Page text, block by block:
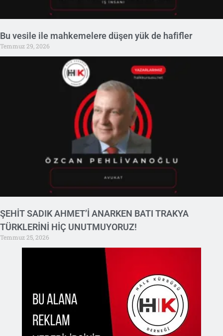
Bu vesile ile mahkemelere düşen yük de hafifler
Temmuz 29, 2026
ŞEHİT SADIK AHMET’İ ANARKEN BATI TRAKYA
TÜRKLERİNİ HİÇ UNUTMUYORUZ!
Temmuz 25, 2026